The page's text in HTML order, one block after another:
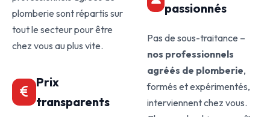
plomberie sont répartis sur
tout le secteur pour être
chez vous au plus vite.
Prix
transparents
passionnés
Pas de sous-traitance –
nos professionnels
agréés de plomberie,
formés et expérimentés,
interviennent chez vous.